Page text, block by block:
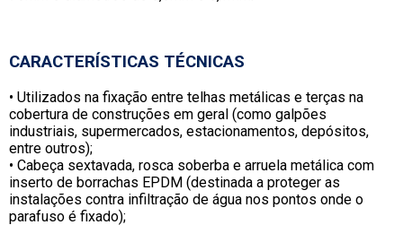
CARACTERÍSTICAS TÉCNICAS
• Utilizados na fixação entre telhas metálicas e terças na
cobertura de construções em geral (como galpões
industriais, supermercados, estacionamentos, depósitos,
entre outros);
• Cabeça sextavada, rosca soberba e arruela metálica com
inserto de borrachas EPDM (destinada a proteger as
instalações contra infiltração de água nos pontos onde o
parafuso é fixado);